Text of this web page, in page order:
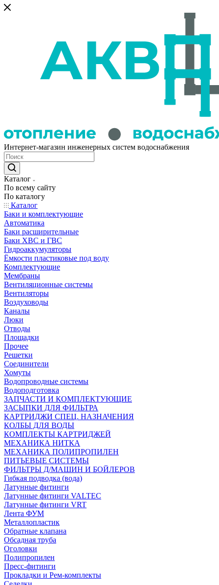
Интернет-магазин инженерных систем водоснабжения
Каталог
По всему сайту
По каталогу
Каталог
Баки и комплектующие
Автоматика
Баки расширительные
Баки ХВС и ГВС
Гидроаккумуляторы
Ёмкости пластиковые под воду
Комплектующие
Мембраны
Вентиляционные системы
Вентиляторы
Воздуховоды
Каналы
Люки
Отводы
Площадки
Прочее
Решетки
Соединители
Хомуты
Водопроводные системы
Водоподготовка
ЗАПЧАСТИ И КОМПЛЕКТУЮЩИЕ
ЗАСЫПКИ ДЛЯ ФИЛЬТРА
КАРТРИДЖИ СПЕЦ. НАЗНАЧЕНИЯ
КОЛБЫ ДЛЯ ВОДЫ
КОМПЛЕКТЫ КАРТРИДЖЕЙ
МЕХАНИКА НИТКА
МЕХАНИКА ПОЛИПРОПИЛЕН
ПИТЬЕВЫЕ СИСТЕМЫ
ФИЛЬТРЫ Д/МАШИН И БОЙЛЕРОВ
Гибкая подводка (вода)
Латунные фитинги
Латунные фитинги VALTEC
Латунные фитинги VRT
Лента ФУМ
Металлопластик
Обратные клапана
Обсадная труба
Оголовки
Полипропилен
Пресс-фитинги
Прокладки и Рем-комплекты